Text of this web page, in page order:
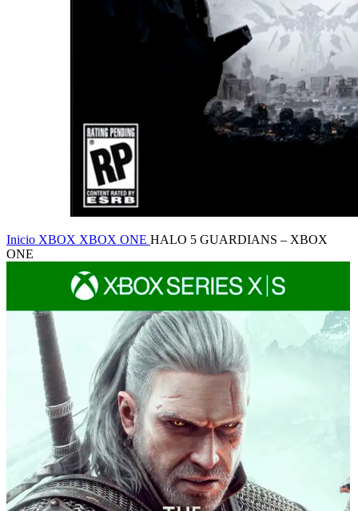
Inicio XBOX XBOX ONE HALO 5 GUARDIANS – XBOX
ONE